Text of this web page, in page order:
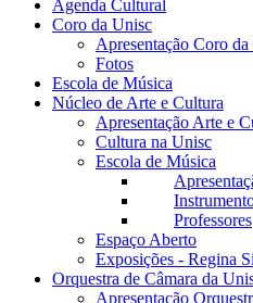
Agenda Cultural
Coro da Unisc
Apresentação Coro
Fotos
Escola de Música
Núcleo de Arte e Cultura
Apresentação Arte e
Cultura na Unisc
Escola de Música
Professores
Espaço Aberto
Exposições - Regina
Orquestra de Câmara da
Apresentação